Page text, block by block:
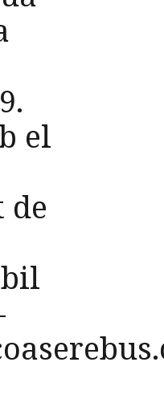
el
de